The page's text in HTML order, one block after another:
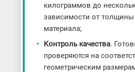
килограммов до
зависимости от
материала;
Контроль качества.
проверяются на
геометрическим